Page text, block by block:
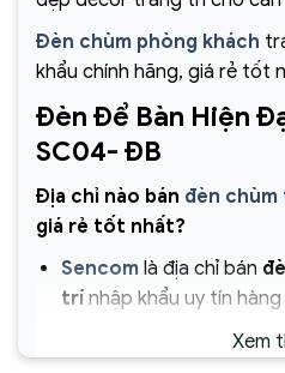
Đèn chùm phòng khách
khẩu chính hãng, giá rẻ tốt
Đèn Để Bàn Hiện
SC04- ĐB
Địa chỉ nào bán đèn
giá rẻ tốt nhất?
Sencom là địa chỉ bán
trínhập khẩu uy tín hàng
Showroom hàng đầu
hơn 1000+ mẫu đèn
Xem